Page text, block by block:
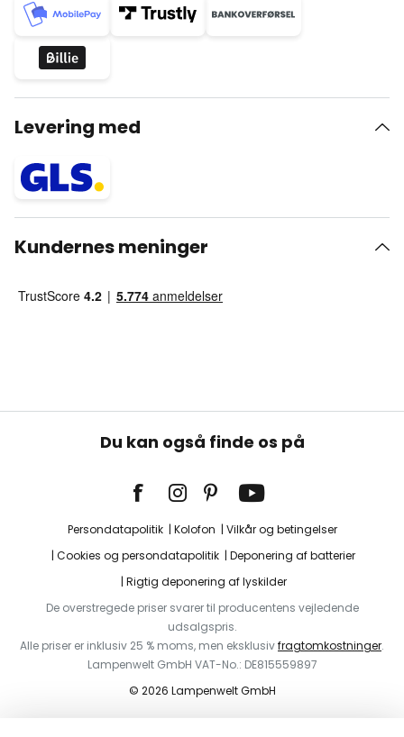
Levering med
Kundernes meninger
Du kan også finde os på
Persondatapolitik Kolofon
Vilkår og betingelser
Cookies og persondatapolitik
Deponering af batterier
Rigtig deponering af lyskilder
De overstregede priser svarer til producentens vejledende
udsalgspris.
Alle priser er inklusiv 25 % moms, men eksklusivfragtomkostninger.
Lampenwelt GmbH VAT-No.: DE815559897
© 2026 Lampenwelt GmbH